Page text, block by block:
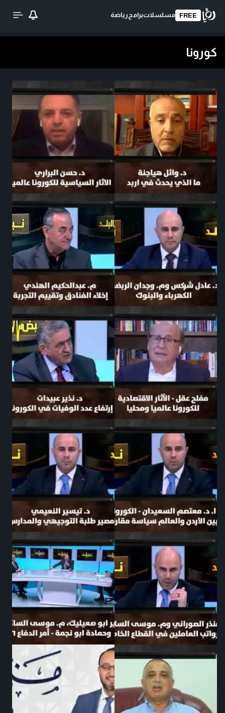
FREE مسلسلاتبرامج رياضة
كورونا